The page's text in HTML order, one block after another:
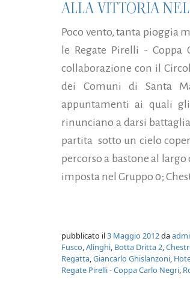
ALLA VITTORIA
Poco vento, tanta pioggia
le Regate Pirelli - Coppa
collaborazione con il
dei Comuni di Santa
appuntamenti ai quali
rinunciano a darsi
partita sotto un cielo
percorso a bastone al
imposta nel Gruppo 0;
pubblicato il3 Maggio 2012da
Fusco,Alinghi, Botta Dritta 2,
Regatta,Giancarlo Ghislanzoni,
Regate Pirelli - Coppa Carlo Negri,